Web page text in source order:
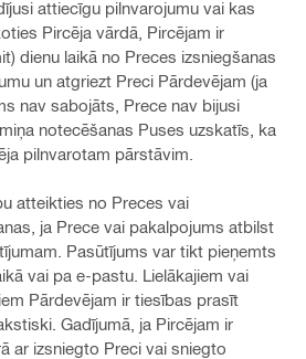
attiecīgu pilnvarojumu vai kas
Pircēja vārdā, Pircējam ir
dienu laikā no Preces izsniegšanas
un atgriezt Preci Pārdevējam (ja
nav sabojāts, Prece nav bijusi
notecēšanas Puses uzskatīs, ka
pilnvarotam pārstāvim.
atteikties no Preces vai
ja Prece vai pakalpojums atbilst
Pasūtījums var tikt pieņemts
vai pa e-pastu. Lielākajiem vai
Pārdevējam ir tiesības prasīt
Gadījumā, ja Pircējam ir
ar izsniegto Preci vai sniegto